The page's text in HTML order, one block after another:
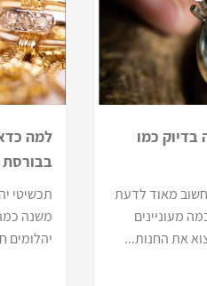
בדיוק כמו
מאוד לדעת
מעוניינים
את החנות...
למה
בבורסת
תכשיטי
משנה
יהלומים